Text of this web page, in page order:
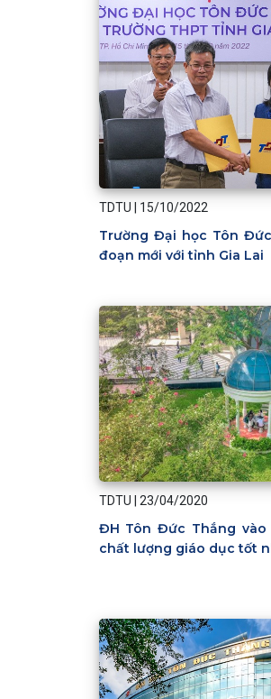
TDTU 15/10/2022
Trường Đại học Tôn
đoạn mới với tỉnh Gia Lai
TDTU 23/04/2020
ĐH Tôn Đức Thắng
chất lượng giáo dục tốt